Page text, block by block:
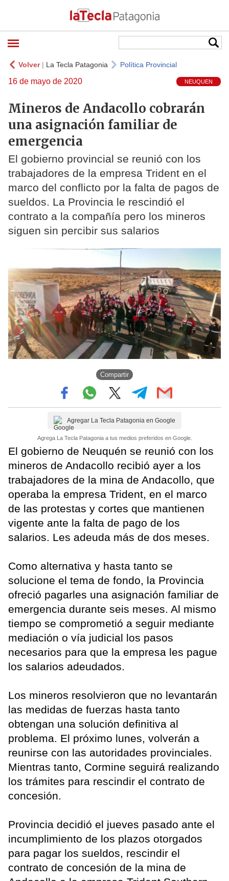
Volver| La Tecla Patagonia Política Provincial
16 de mayo de 2020 NEUQUEN
Mineros de Andacollo cobrarán
una asignación familiar de
emergencia
El gobierno provincial se reunió con los
trabajadores de la empresa Trident en el
marco del conflicto por la falta de pagos de
sueldos. La Provincia le rescindió el
contrato a la compañía pero los mineros
siguen sin percibir sus salarios
Compartir
Agregar La Tecla Patagonia en Google
Agrega La Tecla Patagonia a tus medios preferidos en Google.
El gobierno de Neuquén se reunió con los
mineros de Andacollo recibió ayer a los
trabajadores de la mina de Andacollo, que
operaba la empresa Trident, en el marco
de las protestas y cortes que mantienen
vigente ante la falta de pago de los
salarios. Les adeuda más de dos meses.
Como alternativa y hasta tanto se
solucione el tema de fondo, la Provincia
ofreció pagarles una asignación familiar de
emergencia durante seis meses. Al mismo
tiempo se comprometió a seguir mediante
mediación o vía judicial los pasos
necesarios para que la empresa les pague
los salarios adeudados.
Los mineros resolvieron que no levantarán
las medidas de fuerzas hasta tanto
obtengan una solución definitiva al
problema. El próximo lunes, volverán a
reunirse con las autoridades provinciales.
Mientras tanto, Cormine seguirá realizando
los trámites para rescindir el contrato de
concesión.
Provincia decidió el jueves pasado ante el
incumplimiento de los plazos otorgados
para pagar los sueldos, rescindir el
contrato de concesión de la mina de